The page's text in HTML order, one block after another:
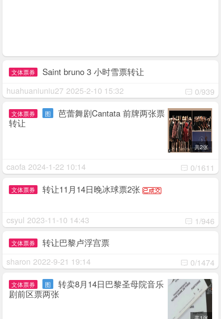
文体票券 Saint bruno 3 小时雪票转让
huahuaniuniu27 2025-2-10 15:32 0/939
文体票券 图芭蕾舞剧Cantata 前牌两张票
转让
共2张
caofa 2024-1-22 10:14 0/1611
文体票券 转让11月14日晚冰球票2张
csyul 2023-11-10 14:43 1/946
文体票券 转让巴黎卢浮宫票
sharon 2022-9-21 19:14 0/1474
文体票券 图转卖8月14日巴黎圣母院音乐
剧前区票两张